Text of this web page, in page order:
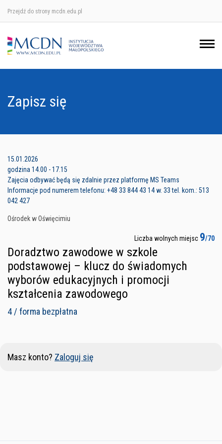
Przejdź do strony mcdn.edu.pl
Zapisz się
15.01.2026
godzina 14.00 - 17.15
Zajęcia odbywać będą się zdalnie przez platformę MS Teams
Informacje pod numerem telefonu: +48 33 844 43 14 w. 33 tel. kom.: 513
042 427
Ośrodek w Oświęcimiu
Liczba wolnych miejsc 9/70
Doradztwo zawodowe w szkole
podstawowej – klucz do świadomych
wyborów edukacyjnych i promocji
kształcenia zawodowego
4 / forma bezpłatna
Masz konto? Zaloguj się
Ośrodek w Krakowie
Ośrodek w Nowym Sączu
Ośrodek w Tarnowie